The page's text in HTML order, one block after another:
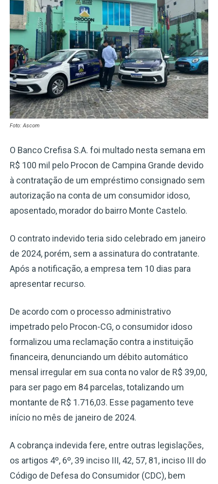
Foto: Ascom
O Banco Crefisa S.A. foi multado nesta semana em
R$ 100 mil pelo Procon de Campina Grande devido
à contratação de um empréstimo consignado sem
autorização na conta de um consumidor idoso,
aposentado, morador do bairro Monte Castelo.
O contrato indevido teria sido celebrado em janeiro
de 2024, porém, sem a assinatura do contratante.
Após a notificação, a empresa tem 10 dias para
apresentar recurso.
De acordo com o processo administrativo
impetrado pelo Procon-CG, o consumidor idoso
formalizou uma reclamação contra a instituição
financeira, denunciando um débito automático
mensal irregular em sua conta no valor de R$ 39,00,
para ser pago em 84 parcelas, totalizando um
montante de R$ 1.716,03. Esse pagamento teve
início no mês de janeiro de 2024.
A cobrança indevida fere, entre outras legislações,
os artigos 4º, 6º, 39 inciso III, 42, 57, 81, inciso III do
Código de Defesa do Consumidor (CDC), bem